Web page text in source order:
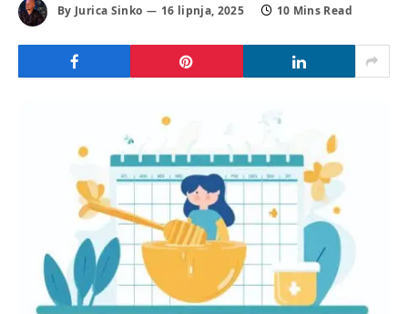
By Jurica Sinko 16 lipnja, 2025 10 Mins Read